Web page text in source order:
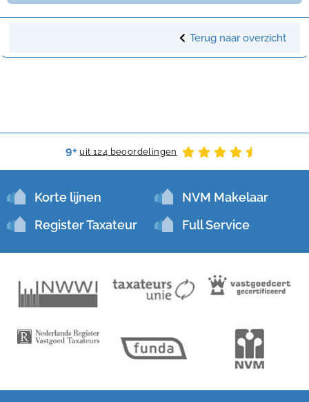
Terug naar overzicht
9+ uit 124 beoordelingen
Korte lijnen
NVM Makelaar
Register Taxateur
Full Service